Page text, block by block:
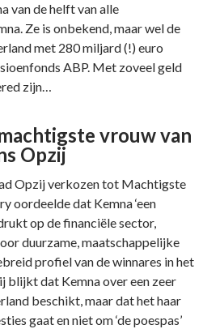
van de helft van alle
Ze is onbekend, maar wel de
met 280 miljard (!) euro
ABP. Met zoveel geld
zijn…
vrouw van
Opzij
Opzij verkozen tot Machtigste
oordeelde dat Kemna ‘een
op de financiële sector,
duurzame, maatschappelijke
profiel van de winnares in het
blijkt dat Kemna over een zeer
beschikt, maar dat het haar
gaat en niet om ‘de poespas’